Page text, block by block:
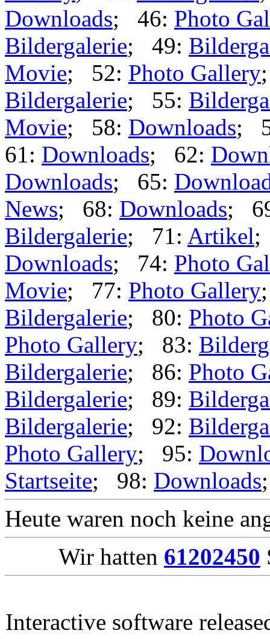
Downloads; 46: Photo
Bildergalerie; 49:
Movie; 52: Photo Gallery
Bildergalerie; 55:
Movie; 58: Downloads;
61: Downloads; 62:
Downloads; 65:
News; 68: Downloads;
Bildergalerie; 71: Artikel;
Downloads; 74: Photo
Movie; 77: Photo Gallery
Bildergalerie; 80: Photo
Photo Gallery; 83:
Bildergalerie; 86: Photo
Bildergalerie; 89:
Bildergalerie; 92:
Photo Gallery; 95:
Startseite; 98: Downloads
Heute waren noch keine
Wir hatten 61202450
Interactive software